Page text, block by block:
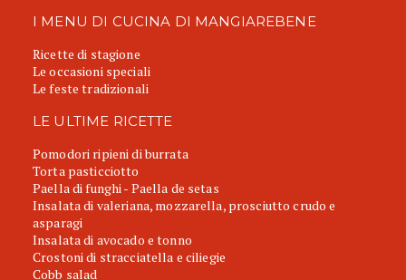
I MENU DI CUCINA DI MANGIAREBENE
Ricette di stagione
Le occasioni speciali
Le feste tradizionali
LE ULTIME RICETTE
Pomodori ripieni di burrata
Torta pasticciotto
Paella di funghi - Paella de setas
Insalata di valeriana, mozzarella, prosciutto crudo e
asparagi
Insalata di avocado e tonno
Crostoni di stracciatella e ciliegie
Cobb salad